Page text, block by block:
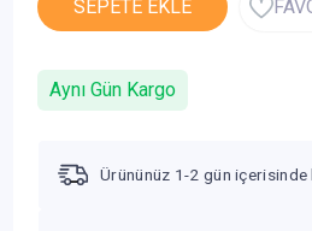
SEPETE EKLE
Aynı Gün Kargo
Ürününüz 1-2 gün